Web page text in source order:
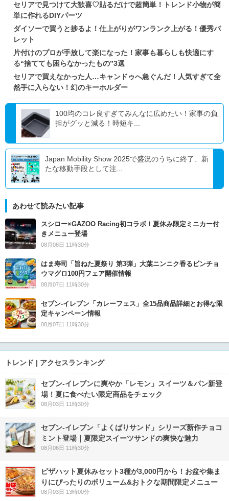
セリアで見つけて大歓喜♡貼るだけで超簡単！トレンド小物が簡
単に作れるDIYパーツ
ダイソーで買うと捗るよ！仕上がりがワンランク上がる！優秀パ
レット
片付けのプロが手放して楽になった！家事も暮らしも快適にす
る“捨てても困らなかったもの”3選
セリアで買えなかった人…キャンドゥへ急ぐんだ！人気すぎて全
然手に入らない！幻のキーホルダー
100均のコレ良すぎてみんなに広めたい！家事の負
担がグッと減る！時短キ...
Japan Mobility Show 2025で盛況のうちに終了、新
たな移動手段として注...
あわせて読みたい記事
スシロー×GAZOO Racing初コラボ！夏休み限定ミニカー付
きメニュー登場
08月08日 11時30分
はま寿司「旨ねた夏祭り 第3弾」大葉ニンニク香るビンチョ
ウマグロ100円フェア開催情報
08月07日 11時30分
セブン‐イレブン「カレーフェス」全15品商品詳細とお得な限
定キャンペーン情報
08月07日 11時30分
トレンド | アクセスランキング
セブン‐イレブンに爽やか「レモン」スイーツ＆パン新登
場！夏に食べたい限定商品をチェック
08月03日 11時30分
セブン‐イレブン「よくばりサンド」シリーズ新作チョコ
ミント登場｜夏限定スイーツサンドの爽快な魅力
08月06日 11時30分
ピザハット夏休みセット3種が3,000円から！お盆や集ま
りにぴったりのボリューム&おトクな期間限定メニュー
08月03日 13時00分